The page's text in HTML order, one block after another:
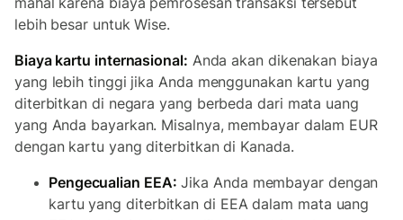
lebih besar untuk Wise.
Biaya kartu internasional: Anda akan dikenakan biaya
yang lebih tinggi jika Anda menggunakan kartu yang
diterbitkan di negara yang berbeda dari mata uang
yang Anda bayarkan. Misalnya, membayar dalam EUR
dengan kartu yang diterbitkan di Kanada.
Pengecualian EEA: Jika Anda membayar dengan
kartu yang diterbitkan di EEA dalam mata uang